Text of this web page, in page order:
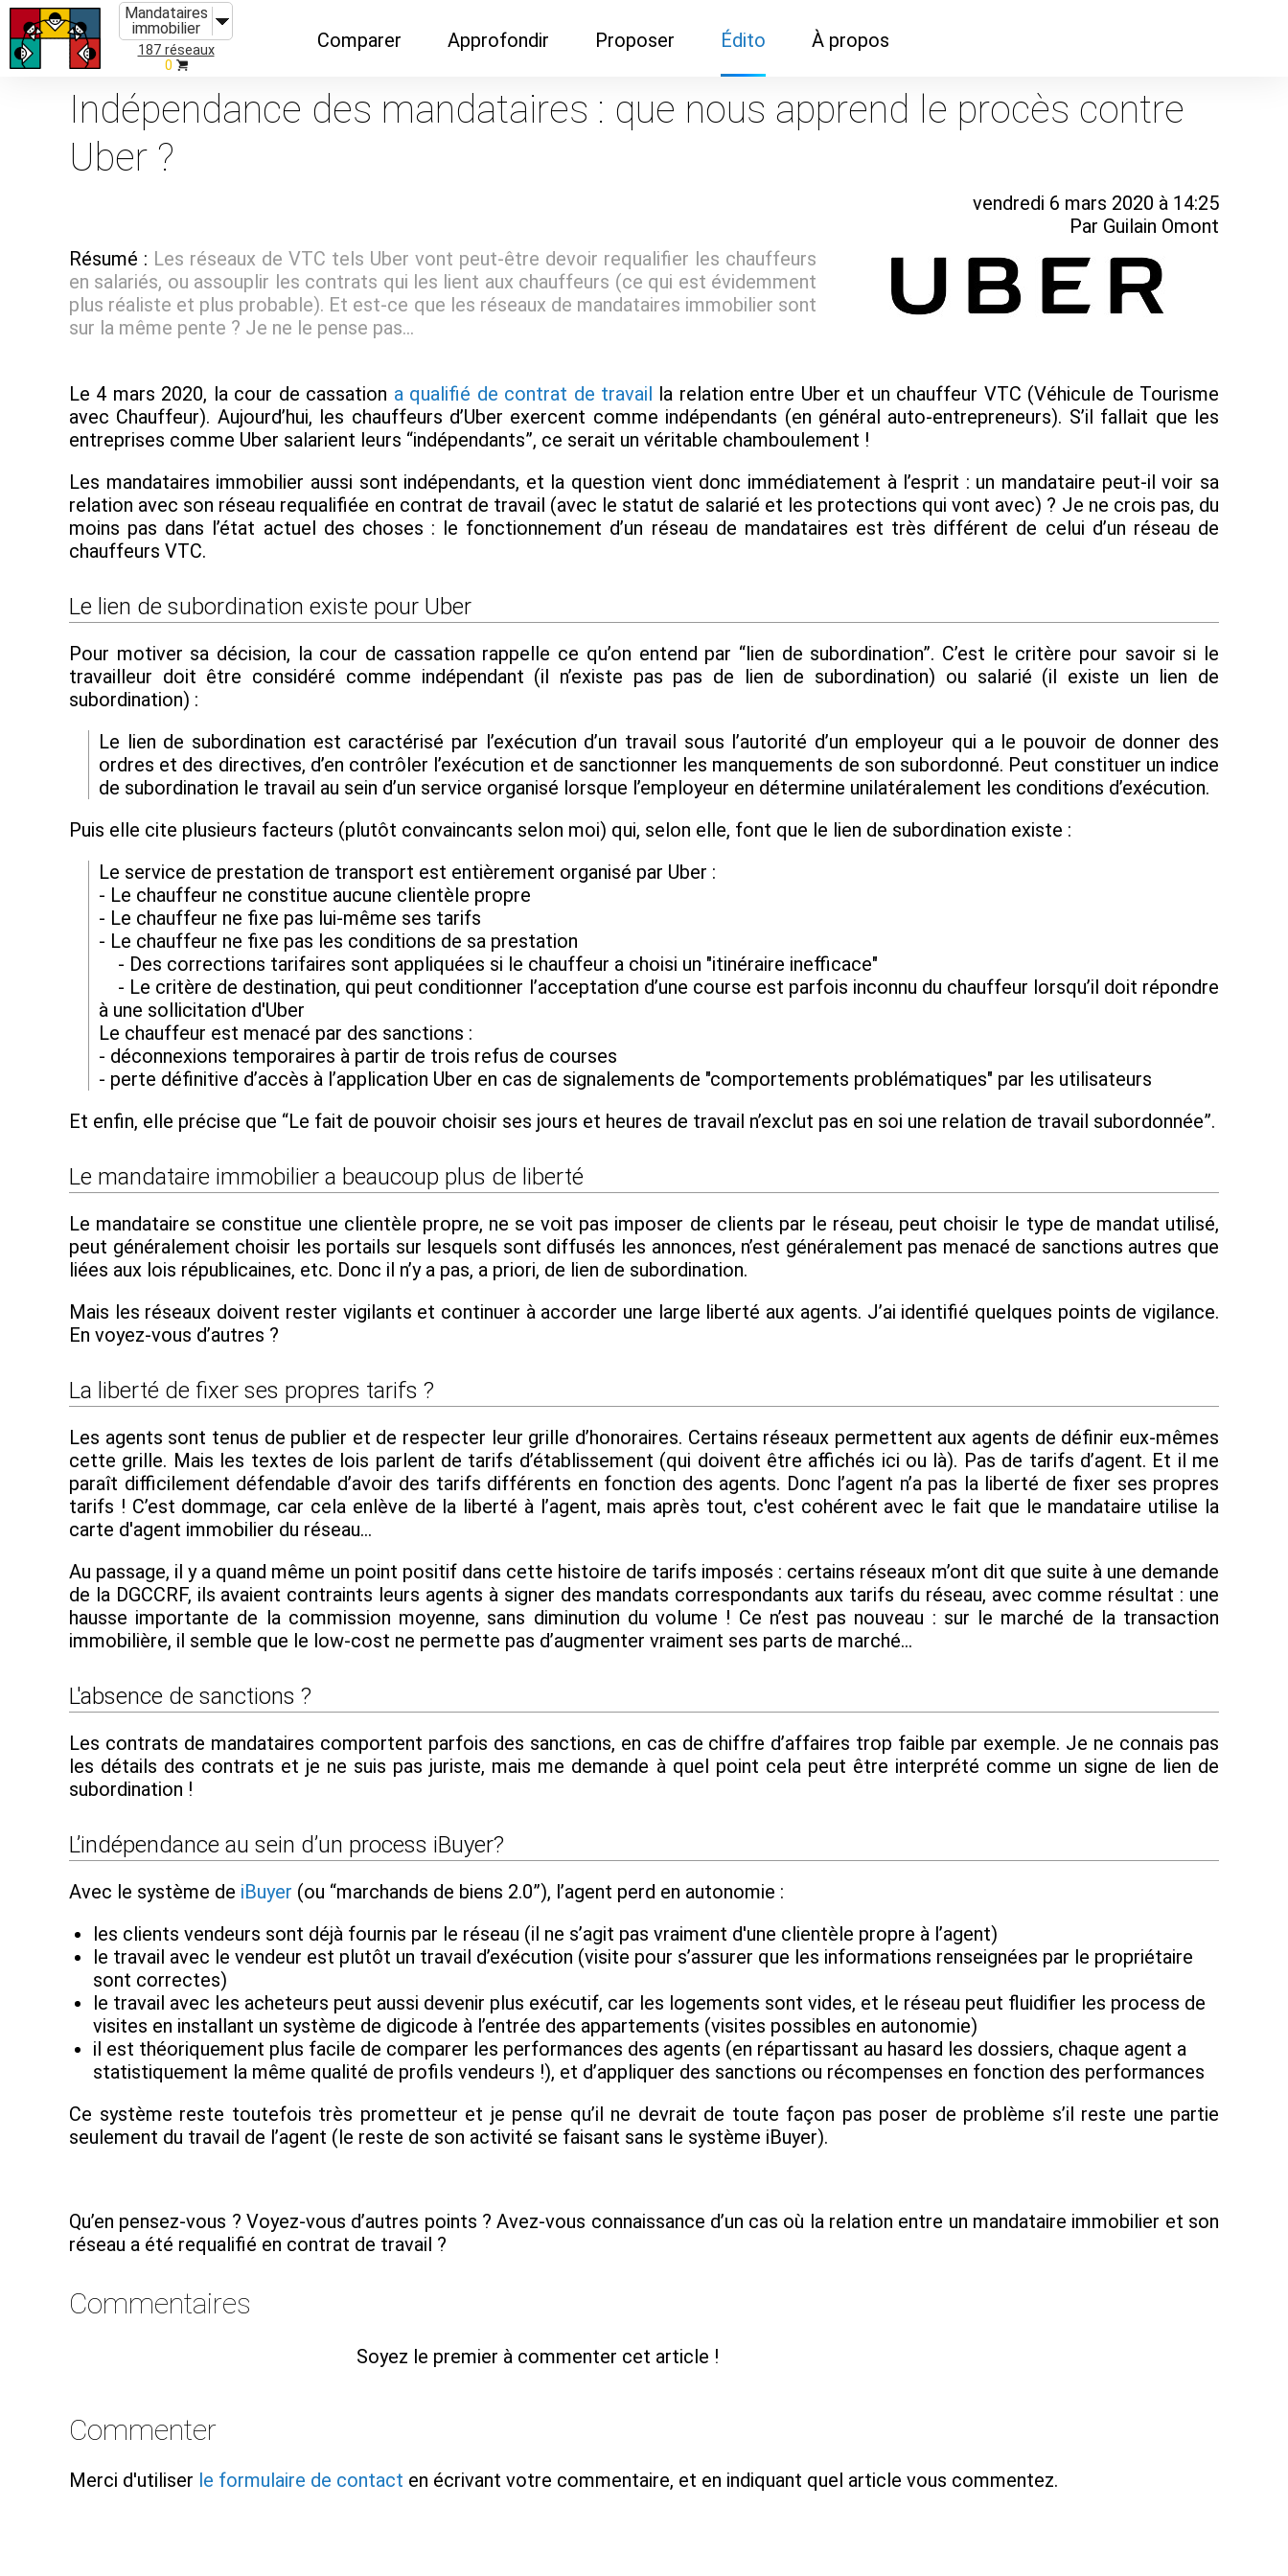
Mandataires
immobilier
187 réseaux
0
Comparer
Caractéristiques
Approfondir
Demandes de
documentation
Label Libre max
Proposer
Recommander un
Édito À propos
Nous contacter
Qui sommes-nous ?
Indépendance des mandataires : que nous apprend le procès contre
Uber ?
vendredi 6 mars 2020 à 14:25
Par Guilain Omont
Résumé : Les réseaux de VTC tels Uber vont peut-être devoir requalifier les chauffeurs
en salariés, ou assouplir les contrats qui les lient aux chauffeurs (ce qui est évidemment
plus réaliste et plus probable). Et est-ce que les réseaux de mandataires immobilier sont
sur la même pente ? Je ne le pense pas...
Le 4 mars 2020, la cour de cassation a qualifié de contrat de travail la relation entre Uber et un chauffeur VTC (Véhicule de Tourisme
avec Chauffeur). Aujourd’hui, les chauffeurs d’Uber exercent comme indépendants (en général auto-entrepreneurs). S’il fallait que les
entreprises comme Uber salarient leurs “indépendants”, ce serait un véritable chamboulement !
Les mandataires immobilier aussi sont indépendants, et la question vient donc immédiatement à l’esprit : un mandataire peut-il voir sa
relation avec son réseau requalifiée en contrat de travail (avec le statut de salarié et les protections qui vont avec) ? Je ne crois pas, du
moins pas dans l’état actuel des choses : le fonctionnement d’un réseau de mandataires est très différent de celui d’un réseau de
chauffeurs VTC.
Le lien de subordination existe pour Uber
Pour motiver sa décision, la cour de cassation rappelle ce qu’on entend par “lien de subordination”. C’est le critère pour savoir si le
travailleur doit être considéré comme indépendant (il n’existe pas pas de lien de subordination) ou salarié (il existe un lien de
subordination) :
Le lien de subordination est caractérisé par l’exécution d’un travail sous l’autorité d’un employeur qui a le pouvoir de donner des
ordres et des directives, d’en contrôler l’exécution et de sanctionner les manquements de son subordonné. Peut constituer un indice
de subordination le travail au sein d’un service organisé lorsque l’employeur en détermine unilatéralement les conditions d’exécution.
Puis elle cite plusieurs facteurs (plutôt convaincants selon moi) qui, selon elle, font que le lien de subordination existe :
Le service de prestation de transport est entièrement organisé par Uber :
- Le chauffeur ne constitue aucune clientèle propre
- Le chauffeur ne fixe pas lui-même ses tarifs
- Le chauffeur ne fixe pas les conditions de sa prestation
- Des corrections tarifaires sont appliquées si le chauffeur a choisi un "itinéraire inefficace"
- Le critère de destination, qui peut conditionner l’acceptation d’une course est parfois inconnu du chauffeur lorsqu’il doit répondre
à une sollicitation d'Uber
Le chauffeur est menacé par des sanctions :
- déconnexions temporaires à partir de trois refus de courses
- perte définitive d’accès à l’application Uber en cas de signalements de "comportements problématiques" par les utilisateurs
Et enfin, elle précise que “Le fait de pouvoir choisir ses jours et heures de travail n’exclut pas en soi une relation de travail subordonnée”.
Le mandataire immobilier a beaucoup plus de liberté
Le mandataire se constitue une clientèle propre, ne se voit pas imposer de clients par le réseau, peut choisir le type de mandat utilisé,
peut généralement choisir les portails sur lesquels sont diffusés les annonces, n’est généralement pas menacé de sanctions autres que
liées aux lois républicaines, etc. Donc il n’y a pas, a priori, de lien de subordination.
Mais les réseaux doivent rester vigilants et continuer à accorder une large liberté aux agents. J’ai identifié quelques points de vigilance.
En voyez-vous d’autres ?
La liberté de fixer ses propres tarifs ?
Les agents sont tenus de publier et de respecter leur grille d’honoraires. Certains réseaux permettent aux agents de définir eux-mêmes
cette grille. Mais les textes de lois parlent de tarifs d’établissement (qui doivent être affichés ici ou là). Pas de tarifs d’agent. Et il me
paraît difficilement défendable d’avoir des tarifs différents en fonction des agents. Donc l’agent n’a pas la liberté de fixer ses propres
tarifs ! C’est dommage, car cela enlève de la liberté à l’agent, mais après tout, c'est cohérent avec le fait que le mandataire utilise la
carte d'agent immobilier du réseau…
Au passage, il y a quand même un point positif dans cette histoire de tarifs imposés : certains réseaux m’ont dit que suite à une demande
de la DGCCRF, ils avaient contraints leurs agents à signer des mandats correspondants aux tarifs du réseau, avec comme résultat : une
hausse importante de la commission moyenne, sans diminution du volume ! Ce n’est pas nouveau : sur le marché de la transaction
immobilière, il semble que le low-cost ne permette pas d’augmenter vraiment ses parts de marché…
L'absence de sanctions ?
Les contrats de mandataires comportent parfois des sanctions, en cas de chiffre d’affaires trop faible par exemple. Je ne connais pas
les détails des contrats et je ne suis pas juriste, mais me demande à quel point cela peut être interprété comme un signe de lien de
subordination !
L’indépendance au sein d’un process iBuyer?
Avec le système de iBuyer (ou “marchands de biens 2.0”), l’agent perd en autonomie :
les clients vendeurs sont déjà fournis par le réseau (il ne s’agit pas vraiment d'une clientèle propre à l’agent)
le travail avec le vendeur est plutôt un travail d’exécution (visite pour s’assurer que les informations renseignées par le propriétaire
sont correctes)
le travail avec les acheteurs peut aussi devenir plus exécutif, car les logements sont vides, et le réseau peut fluidifier les process de
visites en installant un système de digicode à l’entrée des appartements (visites possibles en autonomie)
il est théoriquement plus facile de comparer les performances des agents (en répartissant au hasard les dossiers, chaque agent a
statistiquement la même qualité de profils vendeurs !), et d’appliquer des sanctions ou récompenses en fonction des performances
Ce système reste toutefois très prometteur et je pense qu’il ne devrait de toute façon pas poser de problème s’il reste une partie
seulement du travail de l’agent (le reste de son activité se faisant sans le système iBuyer).
Qu’en pensez-vous ? Voyez-vous d’autres points ? Avez-vous connaissance d’un cas où la relation entre un mandataire immobilier et son
réseau a été requalifié en contrat de travail ?
Commentaires
Soyez le premier à commenter cet article !
Commenter
Merci d'utiliser le formulaire de contact en écrivant votre commentaire, et en indiquant quel article vous commentez.